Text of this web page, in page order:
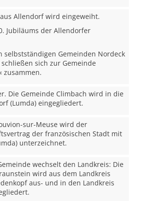
Allendorf wird eingeweiht.
Jubiläums der Allendorfer
selbstständigen Gemeinden Nordeck
sich zur Gemeinde
zusammen.
Die Gemeinde Climbach wird in die
(Lumda) eingegliedert.
sur-Meuse wird der
der französischen Stadt mit
unterzeichnet.
wechselt den Landkreis: Die
wird aus dem Landkreis
aus- und in den Landkreis